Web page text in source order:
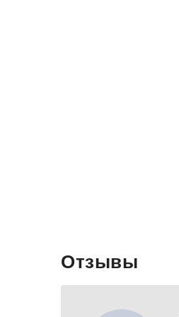
Отзывы